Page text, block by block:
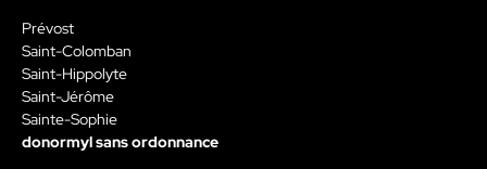
Prévost
Saint-Colomban
Saint-Hippolyte
Saint-Jérôme
Sainte-Sophie
donormyl sans ordonnance